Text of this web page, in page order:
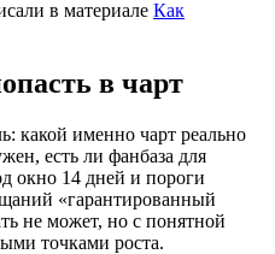
в материале Как
в чарт
какой именно чарт реально
есть ли фанбаза для
окно 14 дней и пороги
«гарантированный
не может, но с понятной
точками роста.